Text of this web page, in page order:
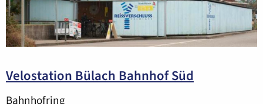
Velostation Bülach Bahnhof Süd
Bahnhofring